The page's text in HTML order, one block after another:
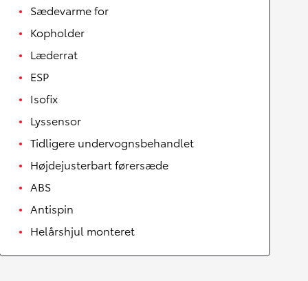
Sædevarme for
Kopholder
Læderrat
ESP
Isofix
Lyssensor
Tidligere undervognsbehandlet
Højdejusterbart førersæde
ABS
Antispin
Helårshjul monteret